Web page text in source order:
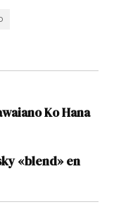
Ko Hana
«blend» en